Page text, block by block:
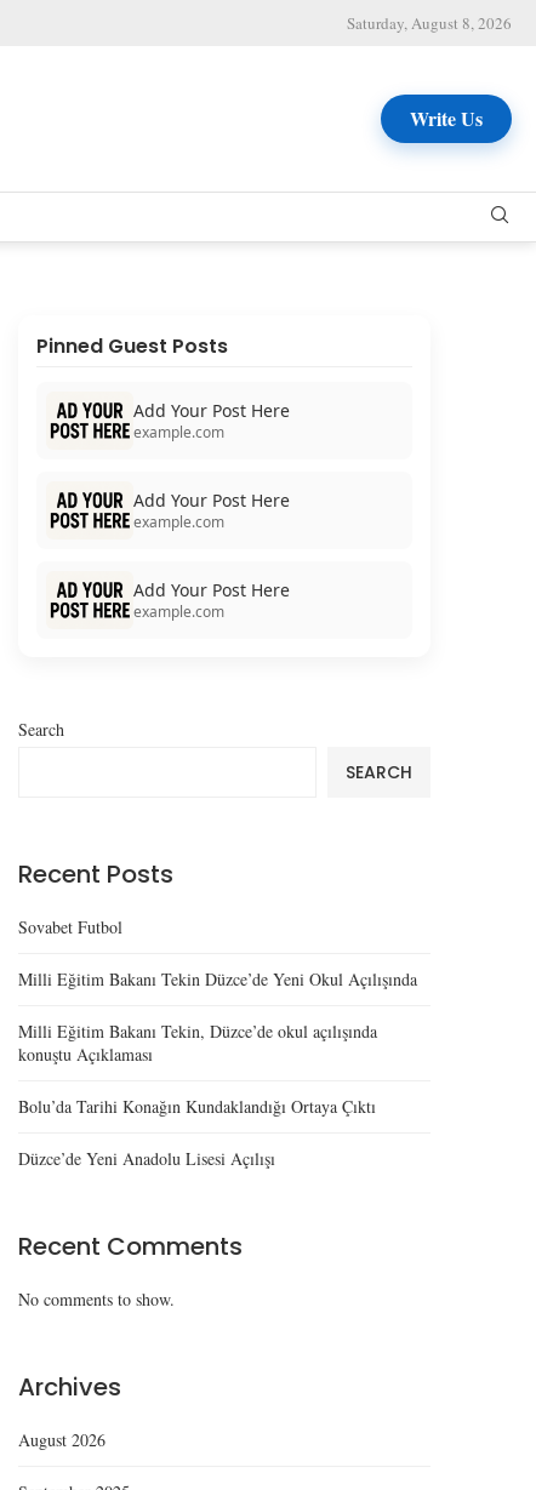
Saturday, August 8, 2026
Write Us
Pinned Guest Posts
Add Your Post Here
example.com
Add Your Post Here
example.com
Add Your Post Here
example.com
Search
SEARCH
Recent Posts
Sovabet Futbol
Milli Eğitim Bakanı Tekin Düzce’de Yeni Okul Açılışında
Milli Eğitim Bakanı Tekin, Düzce’de okul açılışında
konuştu Açıklaması
Bolu’da Tarihi Konağın Kundaklandığı Ortaya Çıktı
Düzce’de Yeni Anadolu Lisesi Açılışı
Recent Comments
No comments to show.
Archives
August 2026